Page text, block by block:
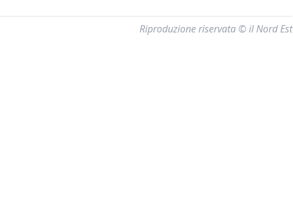
Riproduzione riservata © il Nord Est